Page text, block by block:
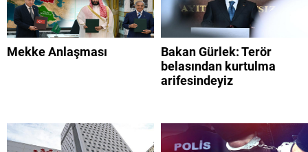
Mekke Anlaşması
Bakan Gürlek: Terör
belasından kurtulma
arifesindeyiz